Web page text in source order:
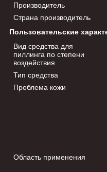
Производитель
Страна производитель
Пользовательские
Вид средства для
пиллинга по степени
воздействия
Тип средства
Проблема кожи
Область применения